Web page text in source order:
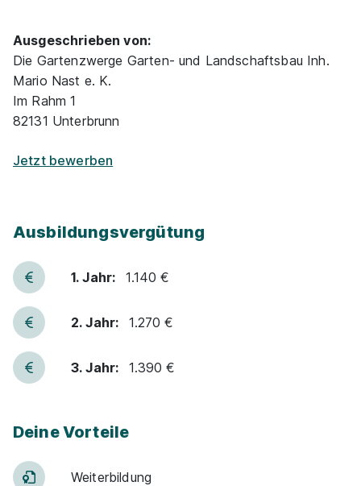
Ausgeschrieben von:
Die Gartenzwerge Garten- und Landschaftsbau Inh.
Mario Nast e. K.
Im Rahm 1
82131 Unterbrunn
Jetzt bewerben
Ausbildungsvergütung
1. Jahr: 1.140 €
2. Jahr: 1.270 €
3. Jahr: 1.390 €
Deine Vorteile
Weiter­bildung